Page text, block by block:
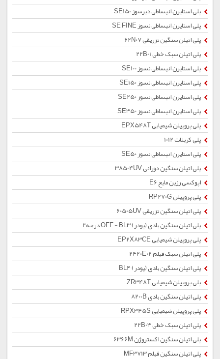
پلی استایرن انبساطی دیرسوز SE150
پلی استایرن انبساطی نسوز SE FINE
پلی اتیلن سنگین تزریقی 62N07
پلی اتیلن سبک خطی 22B01
پلی استایرن انبساطی نسوز SE100
پلی استایرن انبساطی نسوز SE150
پلی استایرن انبساطی نسوز SE250
پلی استایرن انبساطی نسوز SE350
پلی پروپیلن شیمیایی EPX548T
پلی کربنات 1012
پلی استایرن انبساطی نسوز SE50
پلی اتیلن سنگین دورانی 38504UV
اپوکسی رزین مایع E6
پلی پروپیلن RP270G
پلی اتیلن سنگین تزریقی 60505UV
پلی اتیلن سنگین بادی (پودر) OFF - BL3 درجه2
پلی پروپیلن شیمیایی EP2X83CE
پلی اتیلن سبک فیلم 2420E02
پلی اتیلن سنگین بادی (پودر) BL4
پلی پروپیلن شیمیایی ZR348T
پلی اتیلن سنگین بادی 8200B
پلی پروپیلن شیمیایی RPX345S
پلی اتیلن سبک خطی 22B03
پلی اتیلن سنگین اکستروژن 6366M
پلی اتیلن سنگین فیلم MF3713